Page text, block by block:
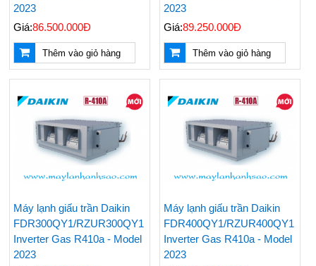
2023
Giá:86.500.000Đ
Thêm vào giỏ hàng
2023
Giá:89.250.000Đ
Thêm vào giỏ hàng
Máy lạnh giấu trần Daikin
FDR300QY1/RZUR300QY1
Inverter Gas R410a - Model
2023
Máy lạnh giấu trần Daikin
FDR400QY1/RZUR400QY1
Inverter Gas R410a - Model
2023